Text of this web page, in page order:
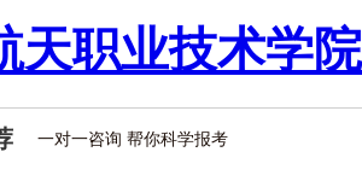
天职业技术学院
一对一咨询 帮你科学报考